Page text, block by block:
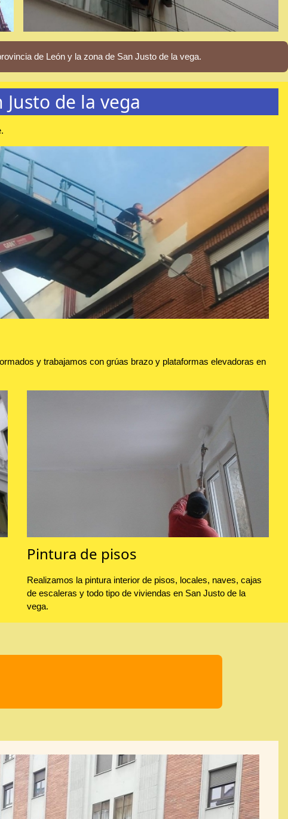
de León y la zona de San Justo de la vega.
de la vega
y trabajamos con grúas brazo y plataformas elevadoras en
Pintura de pisos
Realizamos la pintura interior de pisos, locales, naves, cajas
de escaleras y todo tipo de viviendas en San Justo de la
vega.